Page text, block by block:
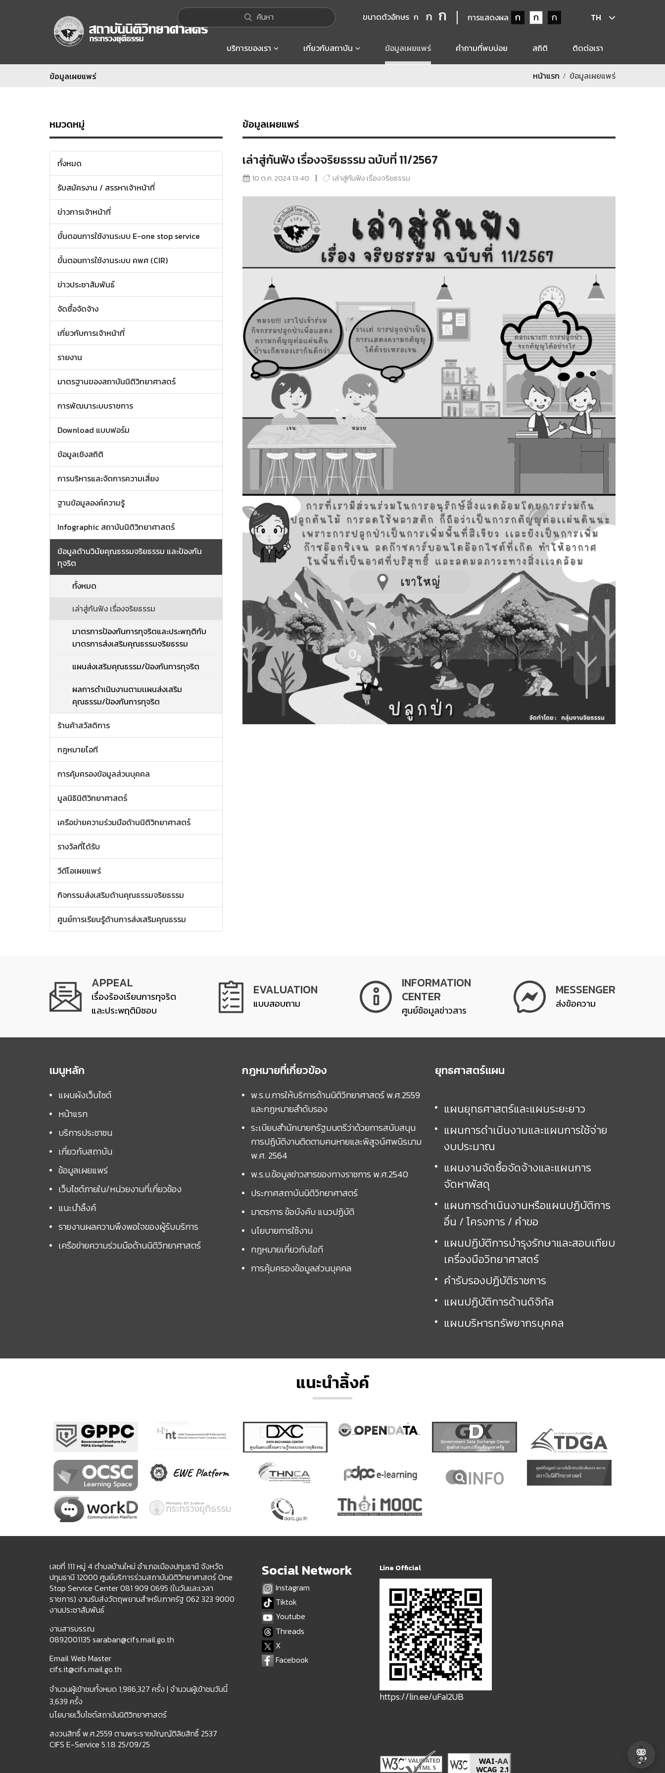
ค้นหา ขนาดตัวอักษร ก ก ก การแสดงผล ก ก ก TH
บริการของเรา เกี่ยวกับสถาบัน ข้อมูลเผยแพร่ คำถามที่พบบ่อย สถิติ ติดต่อเรา
ข้อมูลเผยแพร่ หน้าแรก ข้อมูลเผยแพร่
หมวดหมู่
ทั้งหมด
รับสมัครงาน / สรรหาเจ้าหน้าที่
ข่าวการเจ้าหน้าที่
ขั้นตอนการใช้งานระบบ E-one stop service
ขั้นตอนการใช้งานระบบ คพศ (CIR)
ข่าวประชาสัมพันธ์
จัดซื้อจัดจ้าง
เกี่ยวกับการเจ้าหน้าที่
รายงาน
มาตรฐานของสถาบันนิติวิทยาศาสตร์
การพัฒนาระบบราชการ
Download แบบฟอร์ม
ข้อมูลเชิงสถิติ
การบริหารและจัดการความเสี่ยง
ฐานข้อมูลองค์ความรู้
Infographic สถาบันนิติวิทยาศาสตร์
ข้อมูลด้านวินัยคุณธรรมจริยธรรม และป้องกัน
ทุจริต
ทั้งหมด
เล่าสู่กันฟัง เรื่องจริยธรรม
มาตรการป้องกันการทุจริตและประพฤติกับ
มาตรการส่งเสริมคุณธรรมจริยธรรม
แผนส่งเสริมคุณธรรม/ป้องกันการทุจริต
ผลการดำเนินงานตามเเผนส่งเสริม
คุณธรรม/ป้องกันการทุจริต
ร้านค้าสวัสดิการ
กฎหมายไอที
การคุ้มครองข้อมูลส่วนบุคคล
มูลนิธินิติวิทยาศาสตร์
เครือข่ายความร่วมมือด้านนิติวิทยาศาสตร์
รางวัลที่ได้รับ
วีดีโอเผยแพร่
กิจกรรมส่งเสริมด้านคุณธรรมจริยธรรม
ศูนย์การเรียนรู้ด้านการส่งเสริมคุณธรรม
ข้อมูลเผยแพร่
เล่าสู่กันฟัง เรื่องจริยธรรม ฉบับที่ 11/2567
10 ต.ค. 2024 13:40 เล่าสู่กันฟัง เรื่องจริยธรรม
APPEAL
เรื่องร้องเรียนการทุจริต
และประพฤติมิชอบ
EVALUATION
แบบสอบถาม
INFORMATION
CENTER
ศูนย์ข้อมูลข่าวสาร
MESSENGER
ส่งข้อความ
เมนูหลัก
แผนผังเว็บไซต์
หน้าแรก
บริการประชาชน
เกี่ยวกับสถาบัน
ข้อมูลเผยแพร่
เว็บไซต์ภายใน/หน่วยงานที่เกี่ยวข้อง
แนะนำลิ้งค์
รายงานผลความพึงพอใจของผู้รับบริการ
เครือข่ายความร่วมมือด้านนิติวิทยาศาสตร์
กฎหมายที่เกี่ยวข้อง
พ.ร.บ.การให้บริการด้านนิติวิทยาศาสตร์ พ.ศ.2559
และกฏหมายลำดับรอง
ระเบียบสำนักนายกรัฐมนตรีว่าด้วยการสนับสนุน
การปฏิบัติงานติดตามคนหายและพิสูจน์ศพนิรนาม
พ.ศ. 2564
พ.ร.บ.ข้อมูลข่าวสารของทางราชการ พ.ศ.2540
ประกาศสถาบันนิติวิทยาศาสตร์
มาตรการ ข้อบังคับ แนวปฏิบัติ
นโยบายการใช้งาน
กฎหมายเกี่ยวกับไอที
การคุ้มครองข้อมูลส่วนบุคคล
ยุทธศาสตร์แผน
แผนยุทธศาสตร์และแผนระยะยาว
แผนการดำเนินงานและแผนการใช้จ่าย
งบประมาณ
แผนงานจัดซื้อจัดจ้างและแผนการ
จัดหาพัสดุ
แผนการดำเนินงานหรือแผนปฏิบัติการ
อื่น / โครงการ / คำขอ
แผนปฏิบัติการบำรุงรักษาและสอบเทียบ
เครื่องมือวิทยาศาสตร์
คำรับรองปฏิบัติราชการ
แผนปฏิบัติการด้านดิจิทัล
แผนบริหารทรัพยากรบุคคล
แนะนำลิ้งค์
เลขที่ 111 หมู่ 4 ตำบลบ้านใหม่ อำเภอเมืองปทุมธานี จังหวัด
ปทุมธานี 12000 ศูนย์บริการร่วมสถาบันนิติวิทยาศาสตร์ One
Stop Service Center 081 909 0695 (ในวันและเวลา
ราชการ) งานรับส่งวัตถุพยานสำหรับภาครัฐ 062 323 9000
งานประชาสัมพันธ์
งานสารบรรณ
0892001135 saraban@cifs.mail.go.th
Email Web Master
cifs.it@cifs.mail.go.th
จำนวนผู้เข้าชมทั้งหมด 1,986,327 ครั้ง | จำนวนผู้เข้าชมวันนี้
3,639 ครั้ง
นโยบายเว็บไซต์สถาบันนิติวิทยาศาสตร์
สงวนสิทธิ์ พ.ศ.2559 ตามพระราชบัญญัติลิขสิทธิ์ 2537
CIFS E-Service 5.1.8 25/09/25
Social Network
Instagram
Tiktok
Youtube
Threads
X
Facebook
Line Official
https://lin.ee/uFaI2UB